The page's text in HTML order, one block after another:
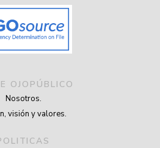
OJOPÚBLICO
Nosotros.
visión y valores.